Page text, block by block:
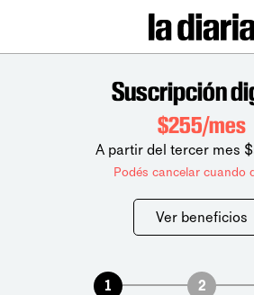
Suscripción
$255/mes
A partir del tercer mes
Podés cancelar cuando
Ver beneficios
1 2